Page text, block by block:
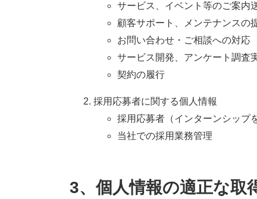
サービス、イベント等のご案内
顧客サポート、メンテナンスの
お問い合わせ・ご相談への対応
サービス開発、アンケート調査
契約の履行
採用応募者に関する個人情報
採用応募者（インターンシップ
当社での採用業務管理
3、個人情報の適正な取